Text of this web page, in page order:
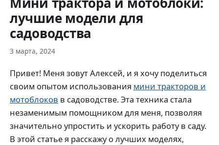
лучшие модели для
садоводства
3 марта, 2024
Привет! Меня зовут Алексей, и я хочу поделиться
своим опытом использования мини тракторов и
мотоблоков в садоводстве. Эта техника стала
незаменимым помощником для меня, позволяя
значительно упростить и ускорить работу в саду.
В этой статье я расскажу о лучших моделях,